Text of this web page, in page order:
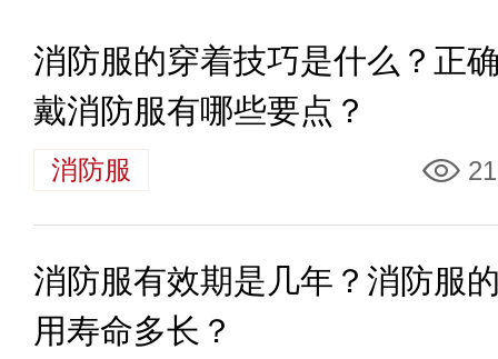
消防服的穿着技巧是什么？正
戴消防服有哪些要点？
消防服
消防服有效期是几年？消防服
用寿命多长？